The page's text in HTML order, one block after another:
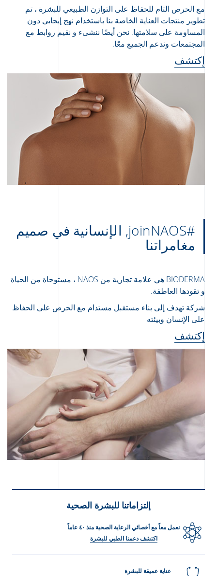
مع الحرص التام للحفاظ على التوازن الطبيعي للبشرة ، تم
تطوير منتجات العناية الخاصة بنا باستخدام نهج إيجابي دون
المساومة على سلامتها. نحن أيضًا ننشىء و نقيم روابط مع
المجتمعات وندعم الجميع معًا.
إكتشف
#joinNAOS, الإنسانية في صميم
مغامراتنا
BIODERMA هي علامة تجارية من NAOS ، مستوحاة من الحياة
و تقودها العاطفة.
شركة تهدف إلى بناء مستقبل مستدام مع الحرص على الحفاظ
على الإنسان وبيئته
إكتشف
إلتزاماتنا للبشرة الصحية
نعمل معاً مع أخصائي الرعاية الصحية منذ ٤٠ عاماً
اكتشف دعمنا الطبي للبشرة
عناية عميقة للبشرة